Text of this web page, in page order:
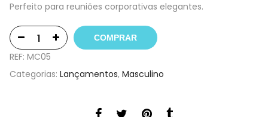
Perfeito para reuniões corporativas elegantes.
COMPRAR
REF: MC05
Categorias: Lançamentos, Masculino